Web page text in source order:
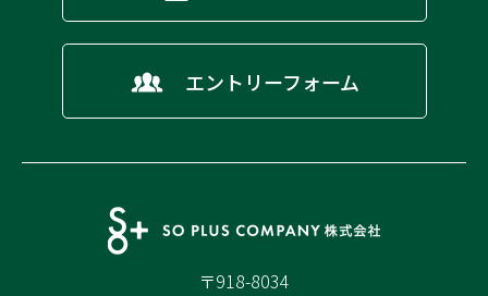
エントリーフォーム
〒918-8034